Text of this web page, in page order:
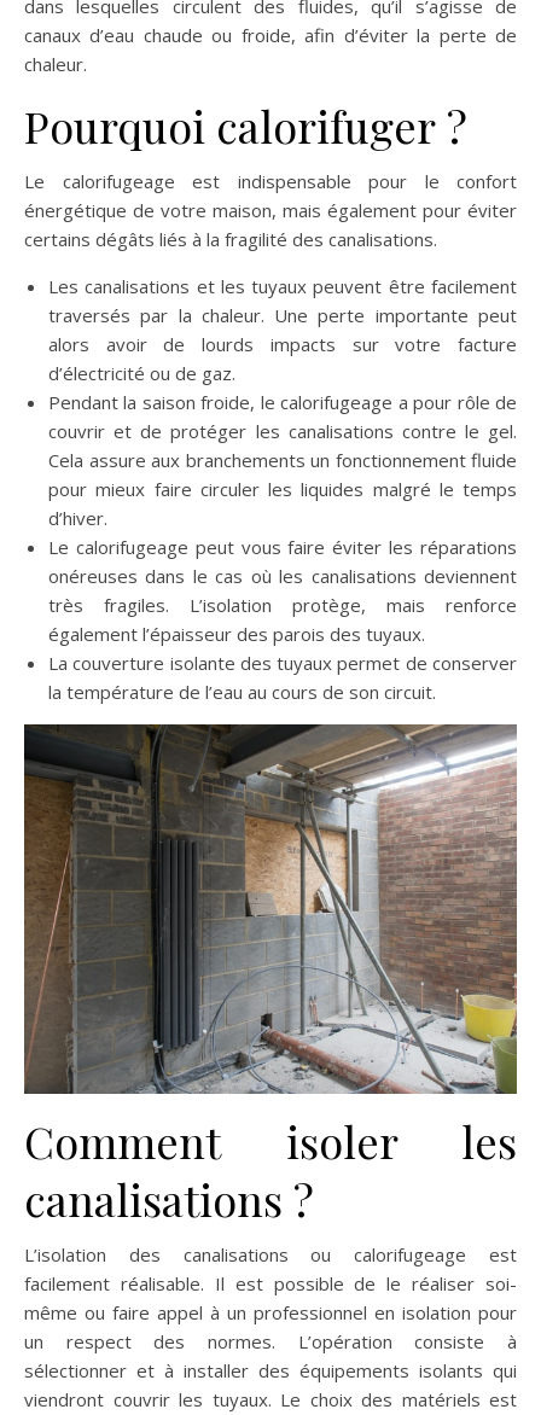
dans lesquelles circulent des fluides, qu’il s’agisse de
canaux d’eau chaude ou froide, afin d’éviter la perte de
chaleur.
Pourquoi calorifuger ?
Le calorifugeage est indispensable pour le confort
énergétique de votre maison, mais également pour éviter
certains dégâts liés à la fragilité des canalisations.
Les canalisations et les tuyaux peuvent être facilement
traversés par la chaleur. Une perte importante peut
alors avoir de lourds impacts sur votre facture
d’électricité ou de gaz.
Pendant la saison froide, le calorifugeage a pour rôle de
couvrir et de protéger les canalisations contre le gel.
Cela assure aux branchements un fonctionnement fluide
pour mieux faire circuler les liquides malgré le temps
d’hiver.
Le calorifugeage peut vous faire éviter les réparations
onéreuses dans le cas où les canalisations deviennent
très fragiles. L’isolation protège, mais renforce
également l’épaisseur des parois des tuyaux.
La couverture isolante des tuyaux permet de conserver
la température de l’eau au cours de son circuit.
Comment isoler les
canalisations ?
L’isolation des canalisations ou calorifugeage est
facilement réalisable. Il est possible de le réaliser soi-
même ou faire appel à un professionnel en isolation pour
un respect des normes. L’opération consiste à
sélectionner et à installer des équipements isolants qui
viendront couvrir les tuyaux. Le choix des matériels est